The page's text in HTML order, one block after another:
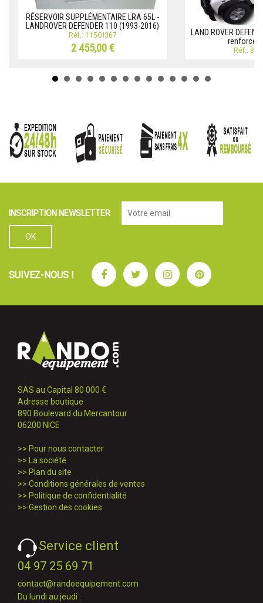
RÉSERVOIR SUPPLÉMENTAIRE LRA 65L -
LANDROVER DEFENDER 110 (1993-2016)
Réf.: 115OI367
2 455,00 €
LAND ROVER
renforcés
Réf.:
INSCRIPTION NEWSLETTER
SUIVEZ-NOUS ! FacebookTwitterInstagramPinterest
SAS au Capital 80 000 €
Adresse boutique :
890 Boulevard du Mercantour
06200 NICE
>> Pour nous contacter
>>
La société
>> Plan du site
>> Conditions générales de ventes
>> Politique de confidentialité
>> Gestion des cookies
Service client
04 97 25 69 71
contact@randoequipement.com
Du lundi au jeudi :